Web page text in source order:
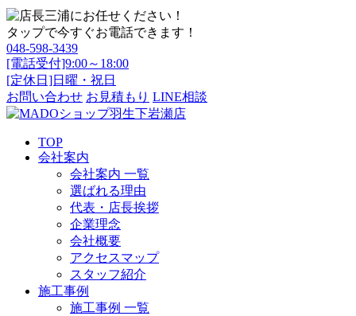
タップで今すぐお電話できます！
048-598-3439
[電話受付]9:00～18:00
[定休日]日曜・祝日
お問い合わせ お見積もり LINE相談
TOP
会社案内
会社案内 一覧
選ばれる理由
代表・店長挨拶
企業理念
会社概要
アクセスマップ
スタッフ紹介
施工事例
施工事例 一覧